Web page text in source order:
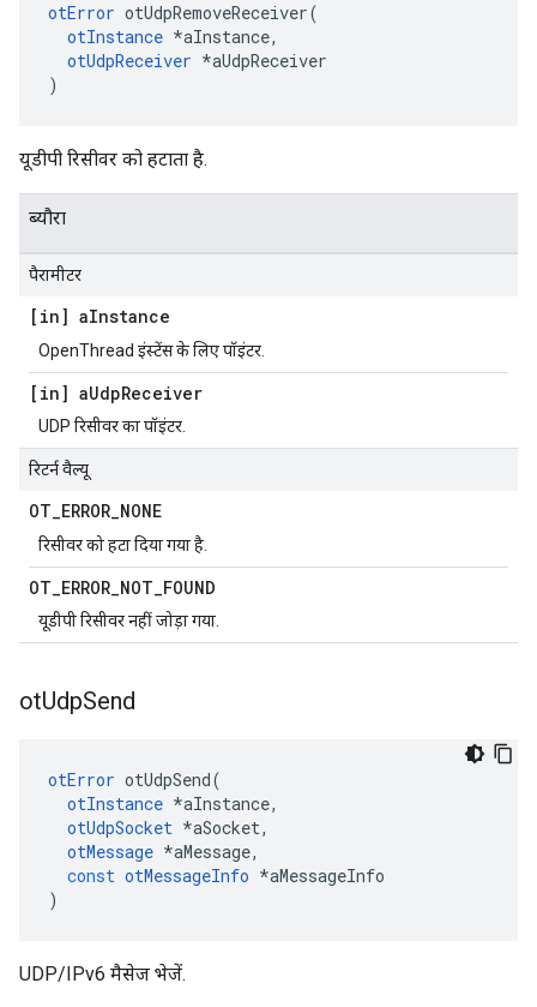
otError otUdpRemoveReceiver(
otInstance *aInstance,
otUdpReceiver *aUdpReceiver
)
यूडीपी रिसीवर को हटाता है.
ब्यौरा
पैरामीटर
[in] aInstance
OpenThread इंस्टेंस के लिए पॉइंटर.
[in] aUdpReceiver
UDP रिसीवर का पॉइंटर.
रिटर्न वैल्यू
OT_ERROR_NONE
रिसीवर को हटा दिया गया है.
OT_ERROR_NOT_FOUND
यूडीपी रिसीवर नहीं जोड़ा गया.
otUdpSend
otError otUdpSend(
otInstance *aInstance,
otUdpSocket *aSocket,
otMessage *aMessage,
const otMessageInfo *aMessageInfo
)
UDP/IPv6 मैसेज भेजें.